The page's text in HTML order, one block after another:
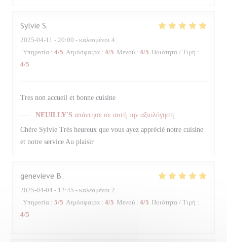
Sylvie S
2025-04-11 - 20:00 - καλεσμένοι 4
Υπηρεσία : 4/5 Ατμόσφαιρα : 4/5 Μενού : 4/5 Ποιότητα / Τιμή :
4/5
Tres non accueil et bonne cuisine
NEUILLY'S απάντησε σε αυτή την αξιολόγηση
Chère Sylvie Très heureux que vous ayez apprécié notre cuisine
et notre service Au plaisir
genevieve B
2025-04-04 - 12:45 - καλεσμένοι 2
Υπηρεσία : 5/5 Ατμόσφαιρα : 4/5 Μενού : 4/5 Ποιότητα / Τιμή :
4/5